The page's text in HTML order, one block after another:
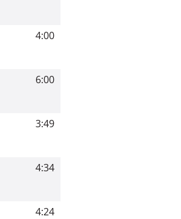
4:00
6:00
3:49
4:34
4:24